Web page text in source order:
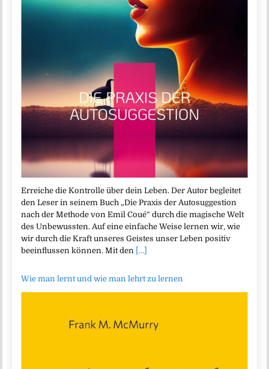
Erreiche die Kontrolle über dein Leben. Der Autor begleitet
den Leser in seinem Buch „Die Praxis der Autosuggestion
nach der Methode von Emil Coué“ durch die magische Welt
des Unbewussten. Auf eine einfache Weise lernen wir, wie
wir durch die Kraft unseres Geistes unser Leben positiv
beeinflussen können. Mit den [...]
Wie man lernt und wie man lehrt zu lernen